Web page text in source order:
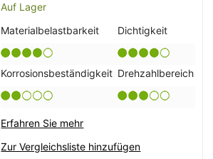
Auf Lager
Materialbelastbarkeit
Dichtigkeit
Korrosionsbeständigkeit Drehzahlbereich
Erfahren Sie mehr
Zur Vergleichsliste hinzufügen